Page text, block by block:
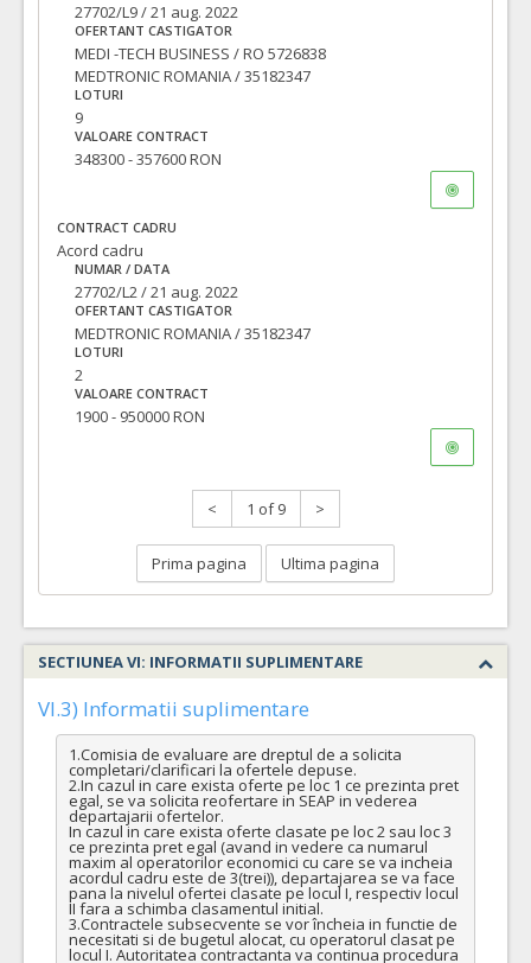
27702/L9 / 21 aug. 2022
OFERTANT CASTIGATOR
MEDI -TECH BUSINESS / RO 5726838
MEDTRONIC ROMANIA / 35182347
LOTURI
9
VALOARE CONTRACT
348300 - 357600 RON
CONTRACT CADRU
Acord cadru
NUMAR / DATA
27702/L2 / 21 aug. 2022
OFERTANT CASTIGATOR
MEDTRONIC ROMANIA / 35182347
LOTURI
2
VALOARE CONTRACT
1900 - 950000 RON
< 1 of 9 >
Prima pagina Ultima pagina
SECTIUNEA VI: INFORMATII SUPLIMENTARE
VI.3) Informatii suplimentare
1.Comisia de evaluare are dreptul de a solicita
completari/clarificari la ofertele depuse.
2.In cazul in care exista oferte pe loc 1 ce prezinta pret
egal, se va solicita reofertare in SEAP in vederea
departajarii ofertelor.
In cazul in care exista oferte clasate pe loc 2 sau loc 3
ce prezinta pret egal (avand in vedere ca numarul
maxim al operatorilor economici cu care se va incheia
acordul cadru este de 3(trei)), departajarea se va face
pana la nivelul ofertei clasate pe locul I, respectiv locul
II fara a schimba clasamentul initial.
3.Contractele subsecvente se vor încheia in functie de
necesitati si de bugetul alocat, cu operatorul clasat pe
locul I. Autoritatea contractanta va continua procedura